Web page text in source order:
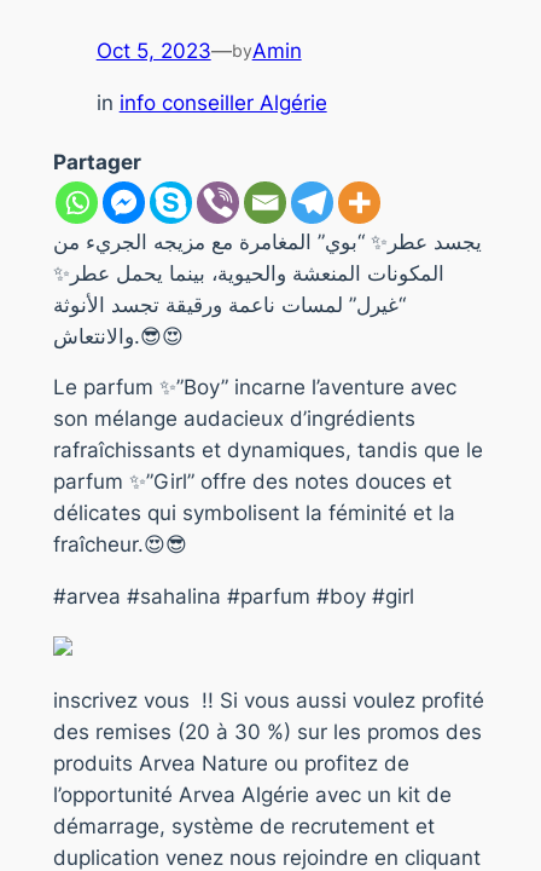
Oct 5, 2023—byAmin
in info conseiller Algérie
Partager
يجسد عطر✨ “بوي” المغامرة مع مزيجه الجريء من
المكونات المنعشة والحيوية، بينما يحمل عطر✨
“غيرل” لمسات ناعمة ورقيقة تجسد الأنوثة
والانتعاش.😎😍
Le parfum ✨”Boy” incarne l’aventure avec
son mélange audacieux d’ingrédients
rafraîchissants et dynamiques, tandis que le
parfum ✨”Girl” offre des notes douces et
délicates qui symbolisent la féminité et la
fraîcheur.😍😎
#arvea #sahalina #parfum #boy #girl
inscrivez vous !! Si vous aussi voulez profité
des remises (20 à 30 %) sur les promos des
produits Arvea Nature ou profitez de
l’opportunité Arvea Algérie avec un kit de
démarrage, système de recrutement et
duplication venez nous rejoindre en cliquant